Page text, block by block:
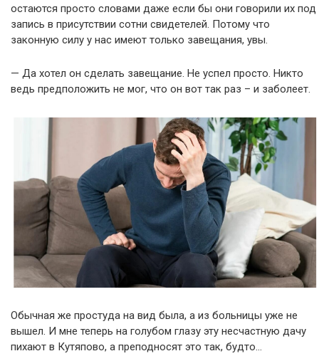
остаются просто словами даже если бы они говорили их под
запись в присутствии сотни свидетелей. Потому что
законную силу у нас имеют только завещания, увы.
— Да хотел он сделать завещание. Не успел просто. Никто
ведь предположить не мог, что он вот так раз – и заболеет.
Обычная же простуда на вид была, а из больницы уже не
вышел. И мне теперь на голубом глазу эту несчастную дачу
пихают в Кутяпово, а преподносят это так, будто…